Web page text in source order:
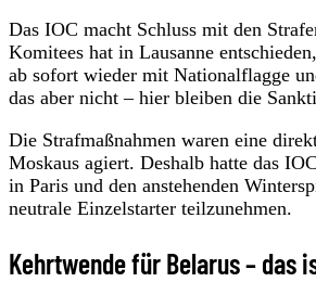
Das IOC macht Schluss mit den
Komitees hat in Lausanne
ab sofort wieder mit Nationalflagge
das aber nicht – hier bleiben die
Die Strafmaßnahmen waren eine
Moskaus agiert. Deshalb hatte das
in Paris und den anstehenden
neutrale Einzelstarter teilzunehmen.
Kehrtwende für Belarus – das